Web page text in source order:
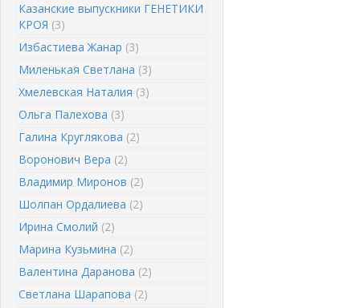
Казанские выпускники ГЕНЕТИКИ
КРОЯ (3)
Избастиева Жанар (3)
Миленькая Светлана (3)
Хмелевская Наталия (3)
Ольга Палехова (3)
Галина Круглякова (2)
Воронович Вера (2)
Владимир Миронов (2)
Шолпан Ордалиева (2)
Ирина Смолий (2)
Марина Кузьмина (2)
Валентина Даранова (2)
Светлана Шарапова (2)